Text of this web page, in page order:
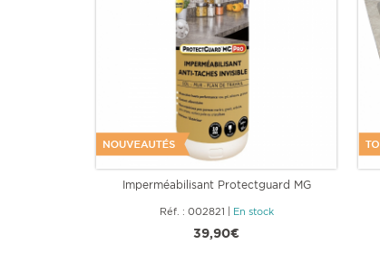
Imperméabilisant Protectguard MG
Réf. : 002821 En stock
39,90€